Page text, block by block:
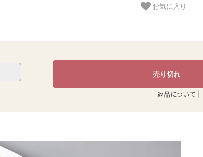
お気に入り
返品について